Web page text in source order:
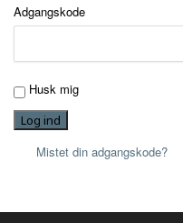
Adgangskode
Husk mig
Log ind
Mistet din adgangskode?